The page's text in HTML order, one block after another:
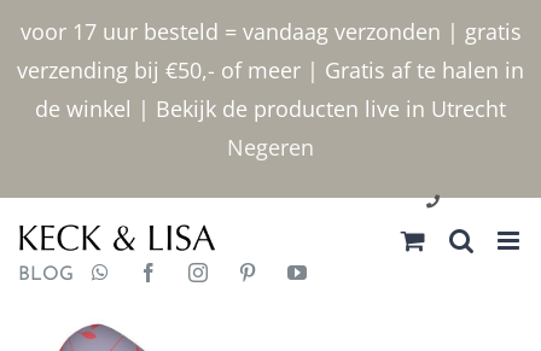
voor 17 uur besteld = vandaag verzonden | gratis
verzending bij €50,- of meer | Gratis af te halen in
de winkel | Bekijk de producten live in Utrecht
Negeren
inhoud
030 2400000
BLOG